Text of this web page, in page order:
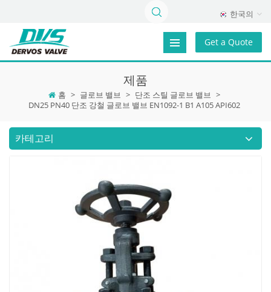
한국의
Get a Quote
제품
홈 > 글로브 밸브 > 단조 스틸 글로브 밸브 >
DN25 PN40 단조 강철 글로브 밸브 EN1092-1 B1 A105 API602
카테고리